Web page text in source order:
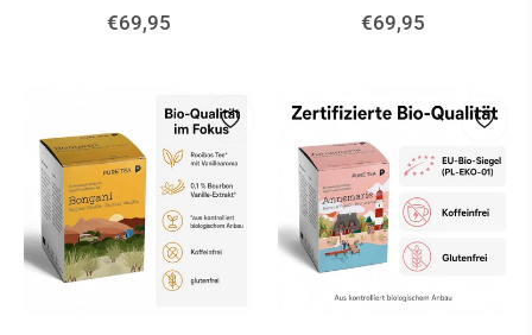
Normaler
€69,95
Normaler
€69,95